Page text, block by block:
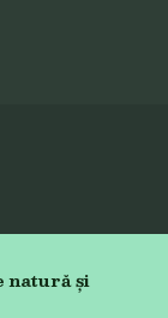
natură și